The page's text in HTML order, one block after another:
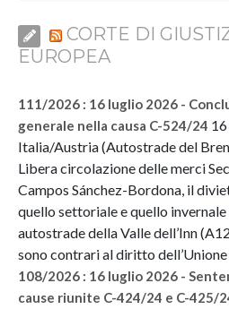
CORTE DI
EUROPEA
111/2026 : 16 luglio 2026 -
generale nella causa C-524/24
Italia/Austria (Autostrade del
Libera circolazione delle merci
Campos Sánchez-Bordona, il
quello settoriale e quello
autostrade della Valle dell’Inn
sono contrari al diritto dell’Unione
108/2026 : 16 luglio 2026 -
cause riunite C-424/24 e C-425/